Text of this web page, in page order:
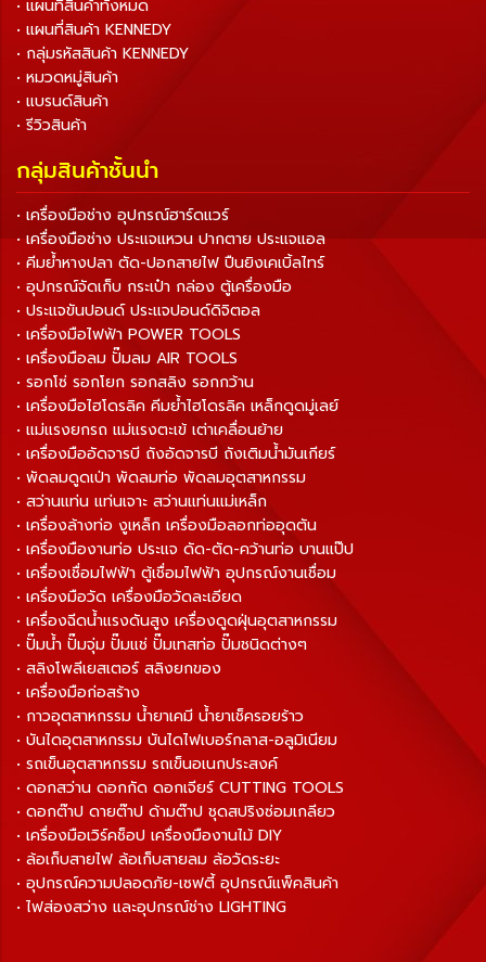
• แผนที่สินค้าทั้งหมด
• แผนที่สินค้า KENNEDY
• กลุ่มรหัสสินค้า KENNEDY
• หมวดหมู่สินค้า
• แบรนด์สินค้า
• รีวิวสินค้า
กลุ่มสินค้าชั้นนำ
• เครื่องมือช่าง อุปกรณ์ฮาร์ดแวร์
• เครื่องมือช่าง ประแจแหวน ปากตาย ประแจแอล
• คีมย้ำหางปลา ตัด-ปอกสายไฟ ปืนยิงเคเบิ้ลไทร์
• อุปกรณ์จัดเก็บ กระเป๋า กล่อง ตู้เครื่องมือ
• ประแจขันปอนด์ ประแจปอนด์ดิจิตอล
• เครื่องมือไฟฟ้า POWER TOOLS
• เครื่องมือลม ปั๊มลม AIR TOOLS
• รอกโซ่ รอกโยก รอกสลิง รอกกว้าน
• เครื่องมือไฮโดรลิค คีมย้ำไฮโดรลิค เหล็กดูดมู่เลย์
• แม่แรงยกรถ แม่แรงตะเข้ เต่าเคลื่อนย้าย
• เครื่องมืออัดจารบี ถังอัดจารบี ถังเติมน้ำมันเกียร์
• พัดลมดูดเป่า พัดลมท่อ พัดลมอุตสาหกรรม
• สว่านแท่น แท่นเจาะ สว่านแท่นแม่เหล็ก
• เครื่องล้างท่อ งูเหล็ก เครื่องมือลอกท่ออุดตัน
• เครื่องมืองานท่อ ประแจ ดัด-ตัด-คว้านท่อ บานแป๊ป
• เครื่องเชื่อมไฟฟ้า ตู้เชื่อมไฟฟ้า อุปกรณ์งานเชื่อม
• เครื่องมือวัด เครื่องมือวัดละเอียด
• เครื่องฉีดน้ำแรงดันสูง เครื่องดูดฝุ่นอุตสาหกรรม
• ปั๊มน้ำ ปั๊มจุ่ม ปั๊มแช่ ปั๊มเทสท่อ ปั๊มชนิดต่างๆ
• สลิงโพลีเยสเตอร์ สลิงยกของ
• เครื่องมือก่อสร้าง
• กาวอุตสาหกรรม น้ำยาเคมี น้ำยาเช็ครอยร้าว
• บันไดอุตสาหกรรม บันไดไฟเบอร์กลาส-อลูมิเนียม
• รถเข็นอุตสาหกรรม รถเข็นอเนกประสงค์
• ดอกสว่าน ดอกกัด ดอกเจียร์ CUTTING TOOLS
• ดอกต๊าป ดายต๊าป ด้ามต๊าป ชุดสปริงซ่อมเกลียว
• เครื่องมือเวิร์คช็อป เครื่องมืองานไม้ DIY
• ล้อเก็บสายไฟ ล้อเก็บสายลม ล้อวัดระยะ
• อุปกรณ์ความปลอดภัย-เซฟตี้ อุปกรณ์แพ็คสินค้า
• ไฟส่องสว่าง และอุปกรณ์ช่าง LIGHTING